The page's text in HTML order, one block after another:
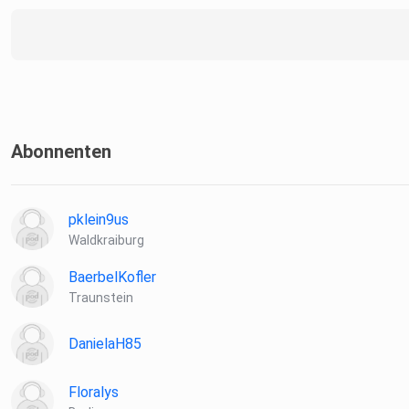
Abonnenten
pklein9us
Waldkraiburg
BaerbelKofler
Traunstein
DanielaH85
Floralys